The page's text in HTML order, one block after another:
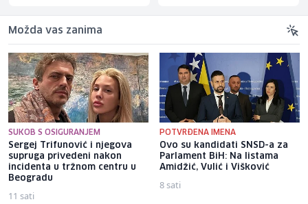
Možda vas zanima
SUKOB S OSIGURANJEM
Sergej Trifunović i njegova
supruga privedeni nakon
incidenta u tržnom centru u
Beogradu
11 sati
POTVRĐENA IMENA
Ovo su kandidati SNSD-a za
Parlament BiH: Na listama
Amidžić, Vulić i Višković
8 sati